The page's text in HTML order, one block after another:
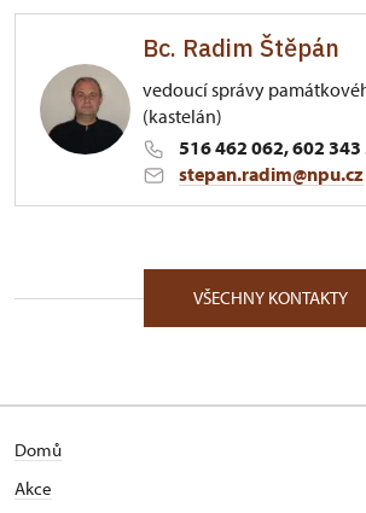
Bc. Radim Štěpán
vedoucí správy
(kastelán)
516 462 062, 602 343
stepan.radim@npu.cz
Zámecká 1/, Kunštát na
Absolvent Filozofické fakulty
VŠECHNY KONTAKTY
Domů
Akce